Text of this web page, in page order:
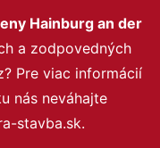
Hainburg an der
a zodpovedných
Pre viac informácií
nás neváhajte
stavba.sk.